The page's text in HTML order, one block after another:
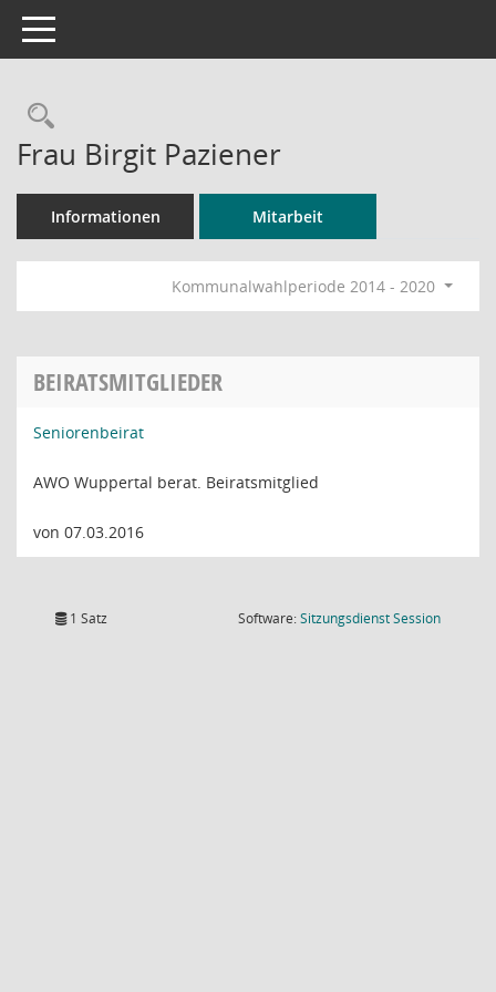
Toggle navigation
Rechercheauswahl
Frau Birgit Paziener
Informationen Mitarbeit
Kommunalwahlperiode 2014 - 2020
BEIRATSMITGLIEDER
Seniorenbeirat
AWO Wuppertal berat. Beiratsmitglied
von 07.03.2016
1 Satz Software:SitzungsdienstSession(Wird in